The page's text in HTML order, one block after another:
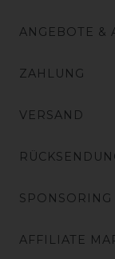
ANGEBOTE &
ZAHLUNG
VERSAND
SPONSORING
AFFILIATE